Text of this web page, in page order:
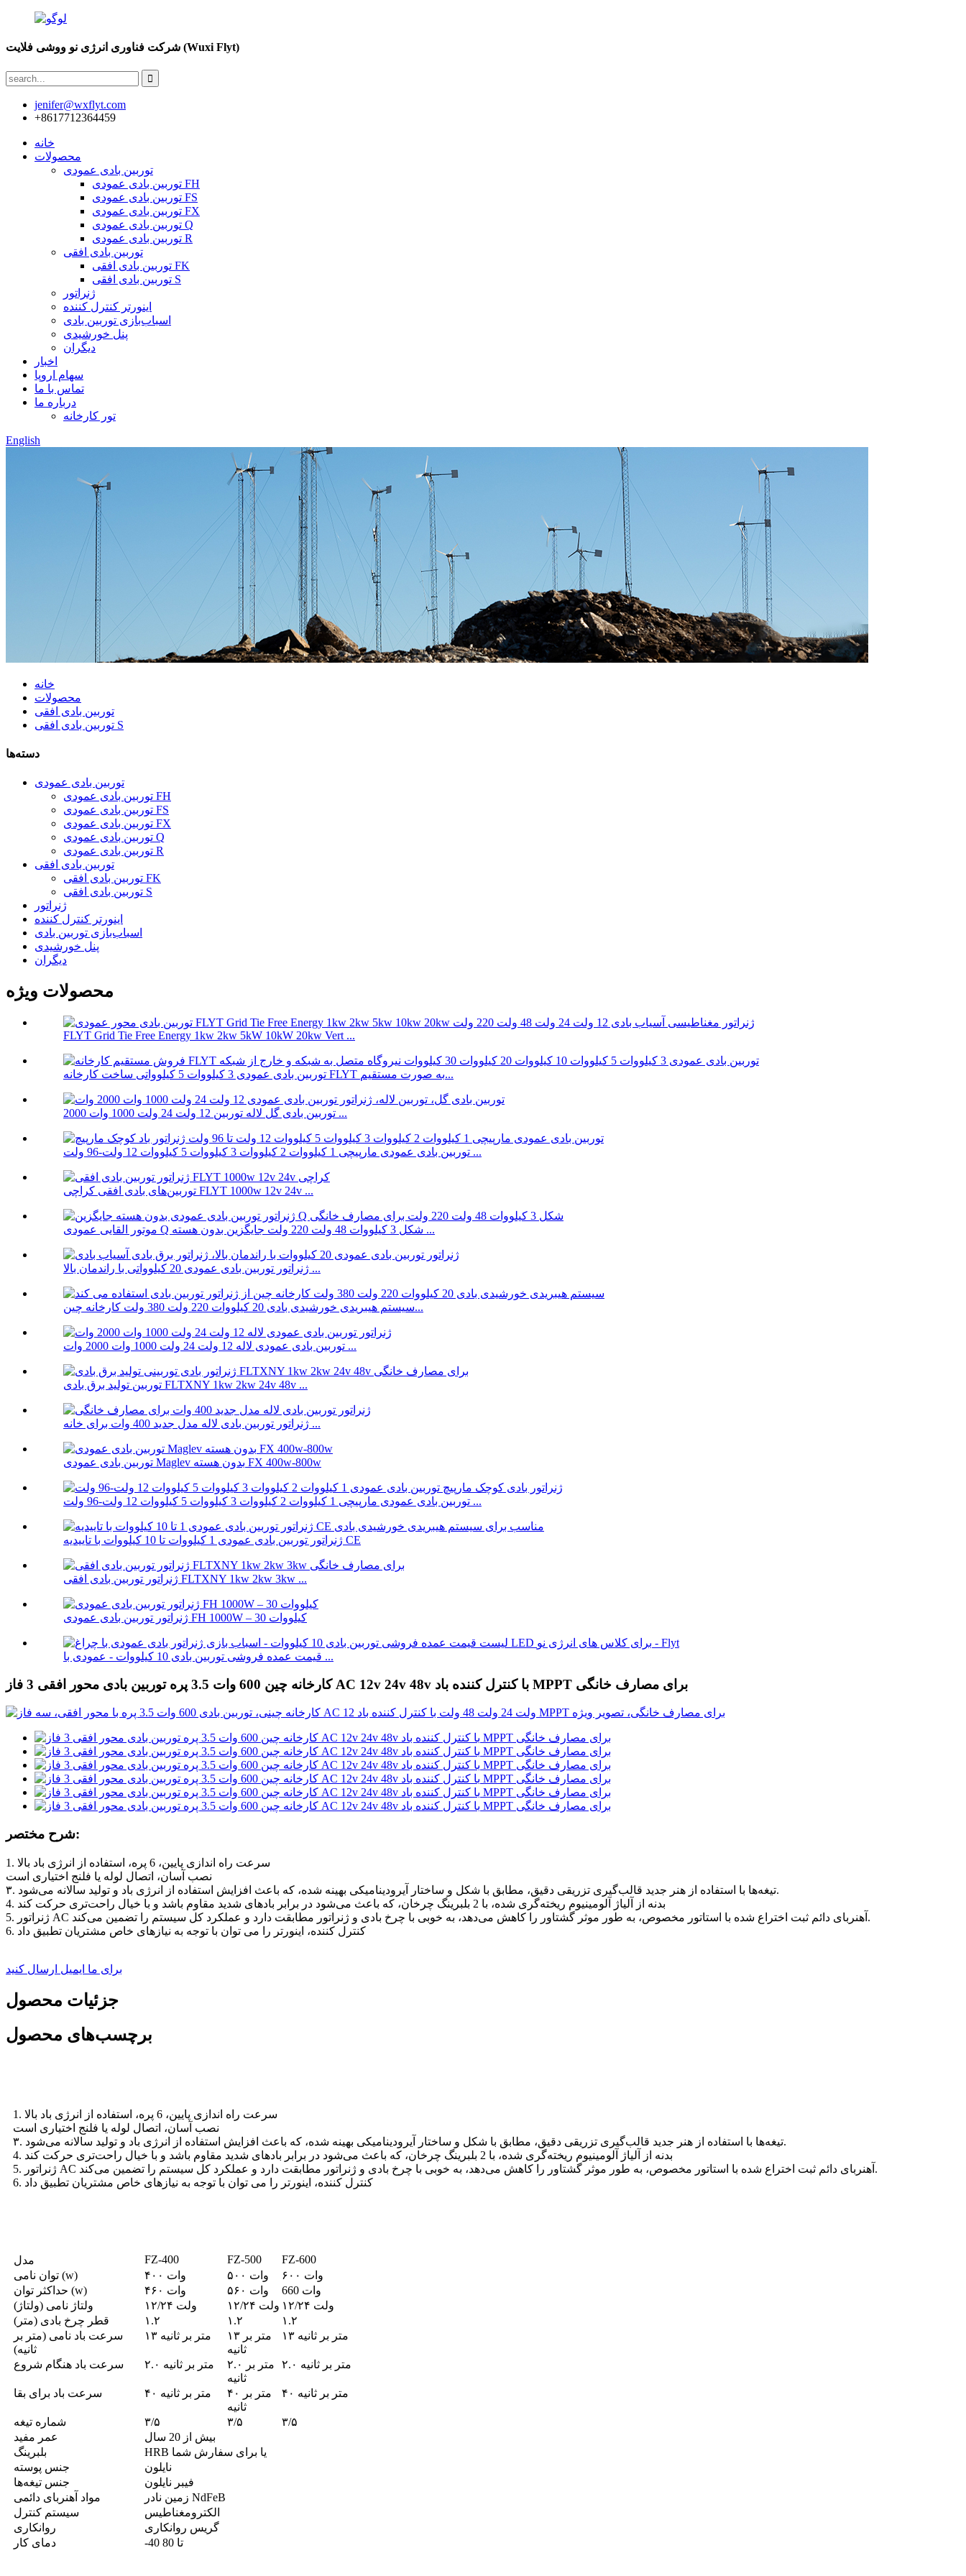
شرکت فناوری انرژی نو ووشی فلایت (Wuxi Flyt)
jenifer@wxflyt.com
‎+8617712364459‎
خانه
محصولات
توربین بادی عمودی
توربین بادی عمودی FH
توربین بادی عمودی FS
توربین بادی عمودی FX
توربین بادی عمودی Q
توربین بادی عمودی R
توربین بادی افقی
توربین بادی افقی FK
توربین بادی افقی S
ژنراتور
اینورتر کنترل کننده
اسباب‌بازی توربین بادی
پنل خورشیدی
دیگران
اخبار
سهام اروپا
تماس با ما
درباره ما
تور کارخانه
English
خانه
محصولات
توربین بادی افقی
توربین بادی افقی S
دسته‌ها
توربین بادی عمودی
توربین بادی عمودی FH
توربین بادی عمودی FS
توربین بادی عمودی FX
توربین بادی عمودی Q
توربین بادی عمودی R
توربین بادی افقی
توربین بادی افقی FK
توربین بادی افقی S
ژنراتور
اینورتر کنترل کننده
اسباب‌بازی توربین بادی
پنل خورشیدی
دیگران
محصولات ویژه
FLYT Grid Tie Free Energy 1kw 2kw 5kW 10kW 20kw Vert ...
توربین بادی عمودی 3 کیلووات 5 کیلوواتی ساخت کارخانه FLYT به صورت مستقیم...
توربین بادی گل لاله توربین 12 ولت 24 ولت 1000 وات 2000 ...
توربین بادی عمودی مارپیچی 1 کیلووات 2 کیلووات 3 کیلووات 5 کیلووات 12 ولت-96 ولت ...
توربین‌های بادی افقی کراچی FLYT 1000w 12v 24v ...
موتور القایی عمودی Q شکل 3 کیلووات 48 ولت 220 ولت جایگزین بدون هسته ...
ژنراتور توربین بادی عمودی 20 کیلوواتی با راندمان بالا ...
سیستم هیبریدی خورشیدی بادی 20 کیلووات 220 ولت 380 ولت کارخانه چین...
توربین بادی عمودی لاله 12 ولت 24 ولت 1000 وات 2000 وات ...
توربین تولید برق بادی FLTXNY 1kw 2kw 24v 48v ...
ژنراتور توربین بادی لاله مدل جدید 400 وات برای خانه ...
توربین بادی عمودی Maglev بدون هسته FX 400w-800w
توربین بادی عمودی مارپیچی 1 کیلووات 2 کیلووات 3 کیلووات 5 کیلووات 12 ولت-96 ولت ...
ژنراتور توربین بادی عمودی 1 کیلووات تا 10 کیلووات با تاییدیه CE
ژنراتور توربین بادی افقی FLTXNY 1kw 2kw 3kw ...
ژنراتور توربین بادی عمودی FH 1000W – 30 کیلووات
قیمت عمده فروشی توربین بادی 10 کیلووات - عمودی با ...
کارخانه چین 600 وات 3.5 پره توربین بادی محور افقی 3 فاز AC 12v 24v 48v با کنترل کننده باد MPPT برای مصارف خانگی
شرح مختصر:
1. سرعت راه اندازی پایین، 6 پره، استفاده از انرژی باد بالا
نصب آسان، اتصال لوله یا فلنج اختیاری است
۳. تیغه‌ها با استفاده از هنر جدید قالب‌گیری تزریقی دقیق، مطابق با شکل و ساختار آیرودینامیکی بهینه شده، که باعث افزایش استفاده از انرژی باد و تولید سالانه می‌شود.
4. بدنه از آلیاژ آلومینیوم ریخته‌گری شده، با 2 بلبرینگ چرخان، که باعث می‌شود در برابر بادهای شدید مقاوم باشد و با خیال راحت‌تری حرکت کند
5. ژنراتور AC آهنربای دائم ثبت اختراع شده با استاتور مخصوص، به طور موثر گشتاور را کاهش می‌دهد، به خوبی با چرخ بادی و ژنراتور مطابقت دارد و عملکرد کل سیستم را تضمین می‌کند.
6. کنترل کننده، اینورتر را می توان با توجه به نیازهای خاص مشتریان تطبیق داد
برای ما ایمیل ارسال کنید
جزئیات محصول
برچسب‌های محصول
1. سرعت راه اندازی پایین، 6 پره، استفاده از انرژی باد بالا
نصب آسان، اتصال لوله یا فلنج اختیاری است
۳. تیغه‌ها با استفاده از هنر جدید قالب‌گیری تزریقی دقیق، مطابق با شکل و ساختار آیرودینامیکی بهینه شده، که باعث افزایش استفاده از انرژی باد و تولید سالانه می‌شود.
4. بدنه از آلیاژ آلومینیوم ریخته‌گری شده، با 2 بلبرینگ چرخان، که باعث می‌شود در برابر بادهای شدید مقاوم باشد و با خیال راحت‌تری حرکت کند
5. ژنراتور AC آهنربای دائم ثبت اختراع شده با استاتور مخصوص، به طور موثر گشتاور را کاهش می‌دهد، به خوبی با چرخ بادی و ژنراتور مطابقت دارد و عملکرد کل سیستم را تضمین می‌کند.
6. کنترل کننده، اینورتر را می توان با توجه به نیازهای خاص مشتریان تطبیق داد
مدل FZ-400 FZ-500
FZ-600
توان نامی (w)
۴۰۰ وات ۵۰۰ وات
۶۰۰ وات
حداکثر توان (w)
۴۶۰ وات ۵۶۰ وات
660 وات
ولتاژ نامی (ولتاژ)
۱۲/۲۴ ولت ۱۲/۲۴ ولت
۱۲/۲۴ ولت
قطر چرخ بادی (متر)
۱.۲ ۱.۲
۱.۲
سرعت باد نامی (متر بر
ثانیه)
۱۳ متر بر ثانیه
۱۳ متر بر
ثانیه
۱۳ متر بر ثانیه
سرعت باد هنگام شروع ۲.۰ متر بر ثانیه
۲.۰ متر بر
ثانیه
۲.۰ متر بر ثانیه
سرعت باد برای بقا ۴۰ متر بر ثانیه
۴۰ متر بر
ثانیه
۴۰ متر بر ثانیه
شماره تیغه ۳/۵ ۳/۵
۳/۵
عمر مفید
بیش از 20 سال
بلبرینگ
HRB یا برای سفارش شما
جنس پوسته
نایلون
جنس تیغه‌ها
فیبر نایلون
مواد آهنربای دائمی
زمین نادر NdFeB
سیستم کنترل
الکترومغناطیس
روانکاری
گریس روانکاری
دمای کار
-40 تا 80